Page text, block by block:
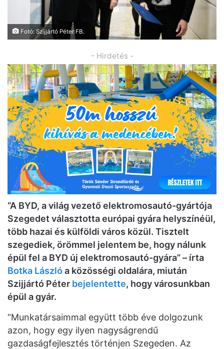
Fotó: Szijjártó Péter FB.
- Hirdetés -
“A BYD, a világ vezető elektromosautó-gyártója
Szegedet választotta európai gyára helyszínéül,
több hazai és külföldi város közül. Tisztelt
szegediek, örömmel jelentem be, hogy nálunk
épül fel a BYD új elektromosautó-gyára” – írta
Botka Lászlóa közösségi oldalára, miután
Szijjártó Péter bejelentette, hogy városunkban
épül a gyár.
“Munkatársaimmal együtt több éve dolgozunk
azon, hogy egy ilyen nagyságrendű
gazdaságfejlesztés történjen Szegeden. Az